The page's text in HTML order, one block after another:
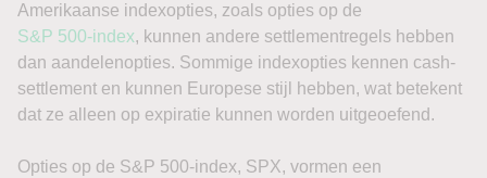
Amerikaanse indexopties, zoals opties op de
S&P 500-index, kunnen andere settlementregels hebben
dan aandelenopties. Sommige indexopties kennen cash-
settlement en kunnen Europese stijl hebben, wat betekent
dat ze alleen op expiratie kunnen worden uitgeoefend.
Opties op de S&P 500-index, SPX, vormen een